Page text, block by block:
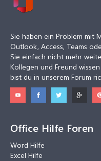
Sie haben ein Problem mit
Outlook, Access, Teams
Sie einfach nicht mehr
Kollegen und Freund
bist du in unserem Forum
Office Hilfe Foren
Word Hilfe
Excel Hilfe